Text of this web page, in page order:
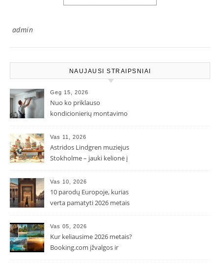
admin
NAUJAUSI STRAIPSNIAI
Geg 15, 2026
Nuo ko priklauso
kondicionierių montavimo
Vas 11, 2026
Astridos Lindgren muziejus
Stokholme – jauki kelionė į
Vas 10, 2026
10 parodų Europoje, kurias
verta pamatyti 2026 metais
Vas 05, 2026
Kur keliausime 2026 metais?
Booking.com įžvalgos ir